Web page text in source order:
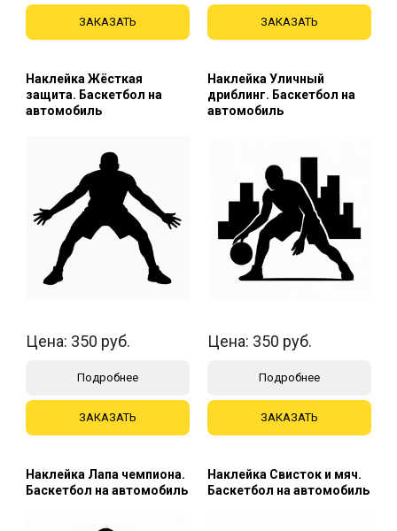
ЗАКАЗАТЬ ЗАКАЗАТЬ
Наклейка Жёсткая
защита. Баскетбол на
автомобиль
Цена: 350 руб.
Подробнее
ЗАКАЗАТЬ
Наклейка Уличный
дриблинг. Баскетбол на
автомобиль
Цена: 350 руб.
Подробнее
ЗАКАЗАТЬ
Наклейка Лапа чемпиона.
Баскетбол на автомобиль
Наклейка Свисток и мяч.
Баскетбол на автомобиль